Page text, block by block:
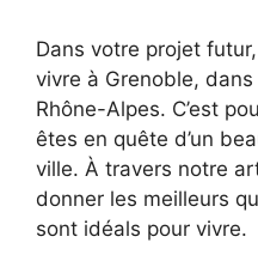
Dans votre projet
vivre à Grenoble,
Rhône-Alpes. C’est
êtes en quête d’un
ville. À travers notre
donner les meilleurs
sont idéals pour vivre.